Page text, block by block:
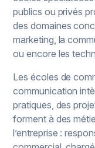
publics ou privés
des domaines
marketing, la
ou encore les
Les écoles de
communication
pratiques, des
forment à des
l’entreprise :